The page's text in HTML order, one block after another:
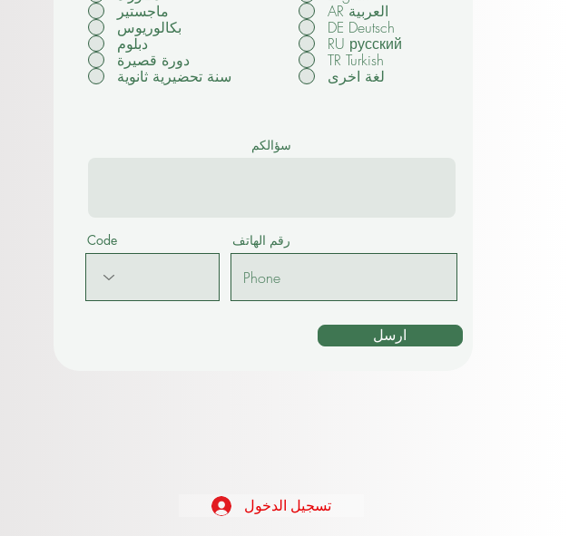
ماجستير
بكالوريوس
دبلوم
دورة قصيرة
سنة تحضيرية ثانوية
AR العربية
DE Deutsch
RU русский
TR Turkish
لغة اخرى
سؤالكم
Code رقم الهاتف
ارسل
تسجيل الدخول